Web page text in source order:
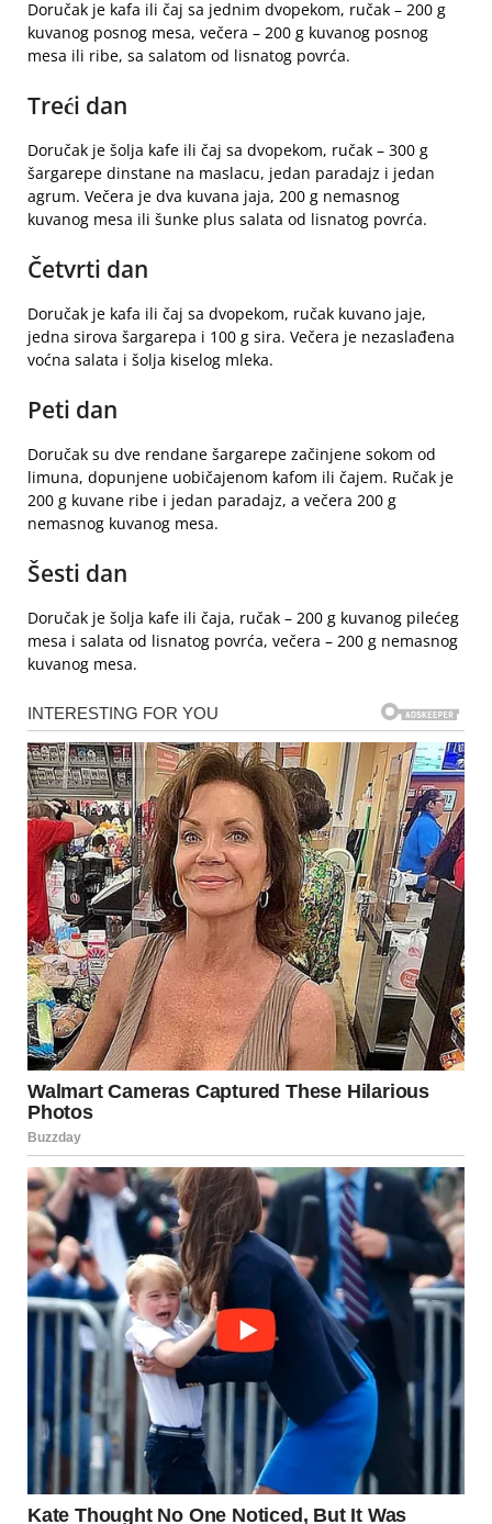
Doručak je kafa ili čaj sa jednim dvopekom, ručak – 200 g
kuvanog posnog mesa, večera – 200 g kuvanog posnog
mesa ili ribe, sa salatom od lisnatog povrća.
Treći dan
Doručak je šolja kafe ili čaj sa dvopekom, ručak – 300 g
šargarepe dinstane na maslacu, jedan paradajz i jedan
agrum. Večera je dva kuvana jaja, 200 g nemasnog
kuvanog mesa ili šunke plus salata od lisnatog povrća.
Četvrti dan
Doručak je kafa ili čaj sa dvopekom, ručak kuvano jaje,
jedna sirova šargarepa i 100 g sira. Večera je nezaslađena
voćna salata i šolja kiselog mleka.
Peti dan
Doručak su dve rendane šargarepe začinjene sokom od
limuna, dopunjene uobičajenom kafom ili čajem. Ručak je
200 g kuvane ribe i jedan paradajz, a večera 200 g
nemasnog kuvanog mesa.
Šesti dan
Doručak je šolja kafe ili čaja, ručak – 200 g kuvanog pilećeg
mesa i salata od lisnatog povrća, večera – 200 g nemasnog
kuvanog mesa.